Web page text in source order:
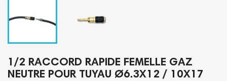
1/2 RACCORD RAPIDE FEMELLE GAZ
NEUTRE POUR TUYAU Ø6.3X12 / 10X17